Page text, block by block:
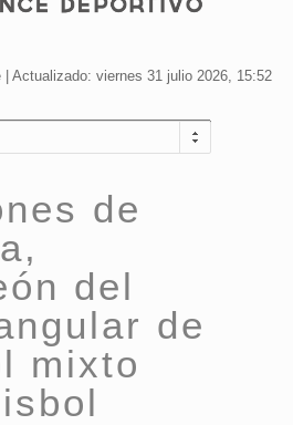
| Actualizado: viernes 31 julio 2026, 15:52
de
del
de
mixto